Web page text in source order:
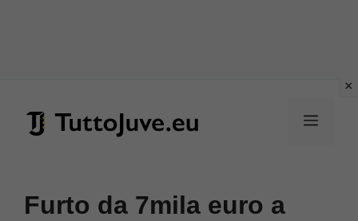
Menu
Furto da 7mila euro a